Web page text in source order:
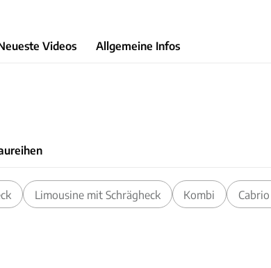
Videos Allgemeine Infos
Limousine mit Schrägheck Kombi